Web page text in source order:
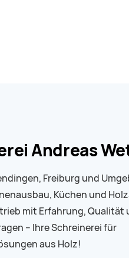
Andreas
Freiburg und
Küchen und
mit Erfahrung, Qualität
– Ihre Schreinerei für
aus Holz!